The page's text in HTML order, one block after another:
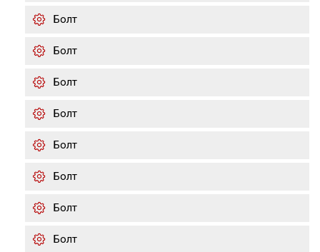
Болт
Болт
Болт
Болт
Болт
Болт
Болт
Болт